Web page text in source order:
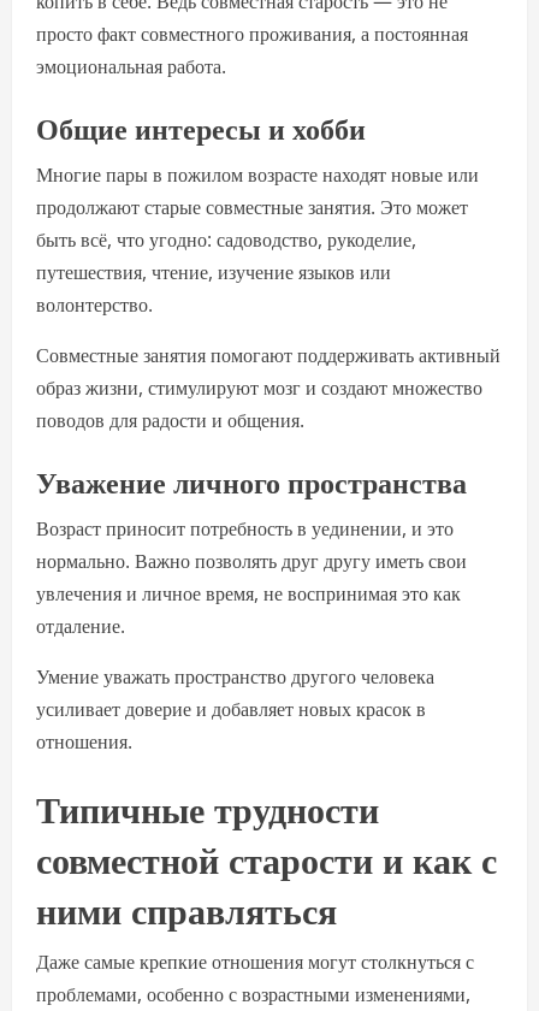
просто факт совместного проживания, а постоянная
эмоциональная работа.
Общие интересы и хобби
Многие пары в пожилом возрасте находят новые или
продолжают старые совместные занятия. Это может
быть всё, что угодно: садоводство, рукоделие,
путешествия, чтение, изучение языков или
волонтерство.
Совместные занятия помогают поддерживать активный
образ жизни, стимулируют мозг и создают множество
поводов для радости и общения.
Уважение личного пространства
Возраст приносит потребность в уединении, и это
нормально. Важно позволять друг другу иметь свои
увлечения и личное время, не воспринимая это как
отдаление.
Умение уважать пространство другого человека
усиливает доверие и добавляет новых красок в
отношения.
Типичные трудности
совместной старости и как с
ними справляться
Даже самые крепкие отношения могут столкнуться с
проблемами, особенно с возрастными изменениями,